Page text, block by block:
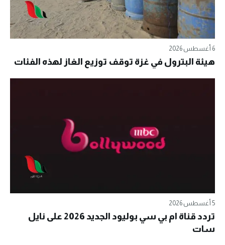
6 أغسطس 2026
هيئة البترول في غزة توقف توزيع الغاز لهذه الفئات
5 أغسطس 2026
تردد قناة ام بي سي بوليود الجديد 2026 على نايل
سات